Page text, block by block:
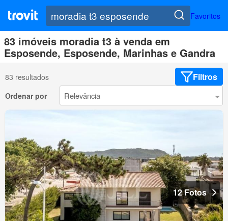
Favoritos
83 imóveis moradia t3 à venda em
Esposende, Esposende, Marinhas e Gandra
83 resultados Filtros
Ordenar por
12 Fotos